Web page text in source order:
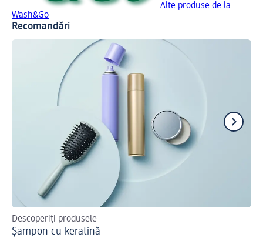
Alte produse de la
Wash&Go
Recomandări
Descoperiți produsele
Șampon cu keratină